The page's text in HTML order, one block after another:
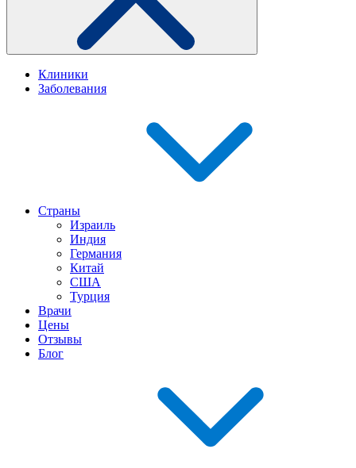
Клиники
Заболевания
Страны
Израиль
Индия
Германия
Китай
США
Турция
Врачи
Цены
Отзывы
Блог